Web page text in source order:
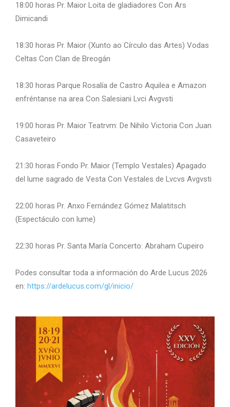
18:00 horas Pr. Maior Loita de gladiadores Con Ars
Dimicandi
18:30 horas Pr. Maior (Xunto ao Círculo das Artes) Vodas
Celtas Con Clan de Breogán
18:30 horas Parque Rosalía de Castro Aquilea e Amazon
enfréntanse na area Con Salesiani Lvci Avgvsti
19:00 horas Pr. Maior Teatrvm: De Nihilo Victoria Con Juan
Casaveteiro
21:30 horas Fondo Pr. Maior (Templo Vestales) Apagado
del lume sagrado de Vesta Con Vestales de Lvcvs Avgvsti
22:00 horas Pr. Anxo Fernández Gómez Malatitsch
(Espectáculo con lume)
22:30 horas Pr. Santa María Concerto: Abraham Cupeiro
Podes consultar toda a información do Arde Lucus 2026
en: https://ardelucus.com/gl/inicio/